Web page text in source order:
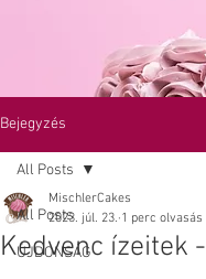
Bejegyzés
All Posts
ÚJDONSÁG
All Posts
Kedvenc ízeitek
MischlerCakes
2023. júl. 23. 1 perc olvasás